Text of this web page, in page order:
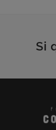
Si